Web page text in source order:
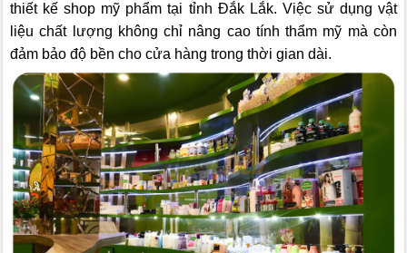
thiết kế shop mỹ phẩm tại tỉnh Đắk Lắk. Việc sử dụng vật
liệu chất lượng không chỉ nâng cao tính thẩm mỹ mà còn
đảm bảo độ bền cho cửa hàng trong thời gian dài.